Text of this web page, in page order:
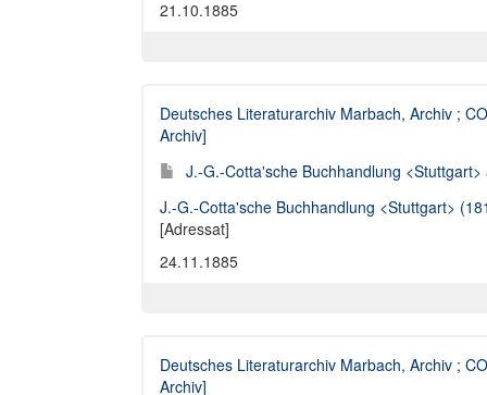
21.10.1885
Deutsches Literaturarchiv Marbach, Archiv ;
Archiv]
J.-G.-Cotta'sche Buchhandlung
J.-G.-Cotta'sche Buchhandlung <Stuttgart>
[Adressat]
24.11.1885
Deutsches Literaturarchiv Marbach, Archiv ;
Archiv]